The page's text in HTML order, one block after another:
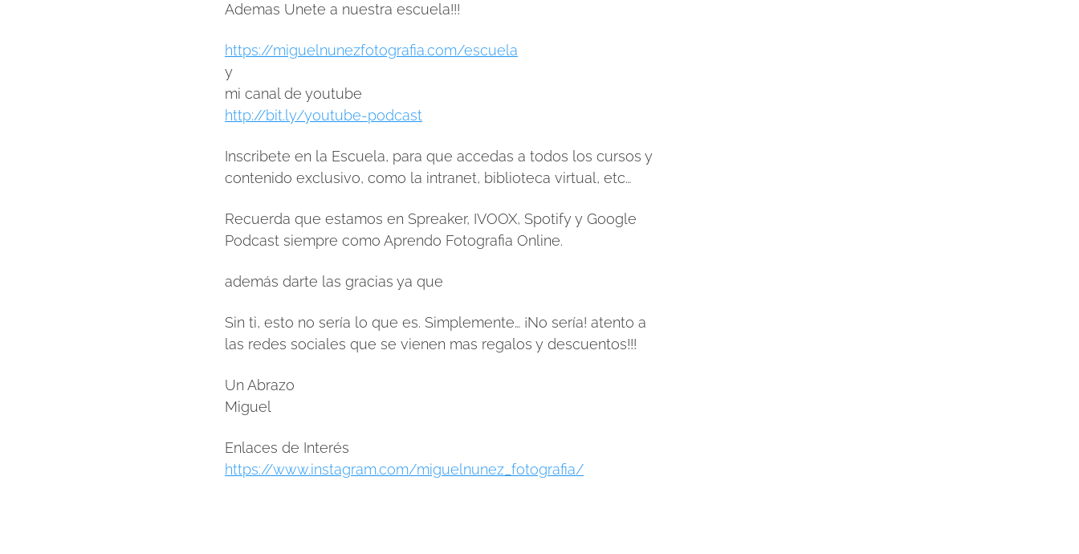
Ademas Unete a nuestra escuela!!!
https://miguelnunezfotografia.com/escuela
y
mi canal de youtube
http://bit.ly/youtube-podcast
Inscribete en la Escuela, para que accedas a todos los cursos y
contenido exclusivo, como la intranet, biblioteca virtual, etc…
Recuerda que estamos en Spreaker, IVOOX, Spotify y Google
Podcast siempre como Aprendo Fotografia Online.
además darte las gracias ya que
Sin ti, esto no sería lo que es. Simplemente… ¡No sería! atento a
las redes sociales que se vienen mas regalos y descuentos!!!
Un Abrazo
Miguel
Enlaces de Interés
https://www.instagram.com/miguelnunez_fotografia/